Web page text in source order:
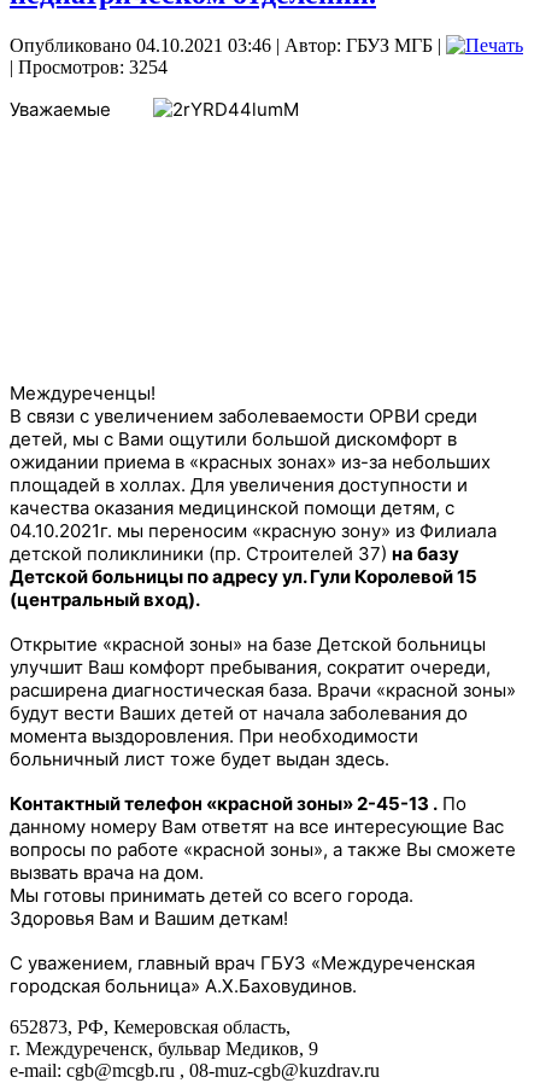
Опубликовано 04.10.2021 03:46 | Автор: ГБУЗ МГБ |
| Просмотров: 3254
Уважаемые
Междуреченцы!
В связи с увеличением заболеваемости ОРВИ среди
детей, мы с Вами ощутили большой дискомфорт в
ожидании приема в «красных зонах» из-за небольших
площадей в холлах. Для увеличения доступности и
качества оказания медицинской помощи детям, с
04.10.2021г. мы переносим «красную зону» из Филиала
детской поликлиники (пр. Строителей 37) на базу
Детской больницы по адресу ул. Гули Королевой 15
(центральный вход).
Открытие «красной зоны» на базе Детской больницы
улучшит Ваш комфорт пребывания, сократит очереди,
расширена диагностическая база. Врачи «красной зоны»
будут вести Ваших детей от начала заболевания до
момента выздоровления. При необходимости
больничный лист тоже будет выдан здесь.
Контактный телефон «красной зоны» 2-45-13 . По
данному номеру Вам ответят на все интересующие Вас
вопросы по работе «красной зоны», а также Вы сможете
вызвать врача на дом.
Мы готовы принимать детей со всего города.
Здоровья Вам и Вашим деткам!
С уважением, главный врач ГБУЗ «Междуреченская
городская больница» А.Х.Баховудинов.
652873, РФ, Кемеровская область,
г. Междуреченск, бульвар Медиков, 9
e-mail: cgb@mcgb.ru , 08-muz-cgb@kuzdrav.ru